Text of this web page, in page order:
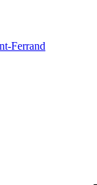
Ferrand